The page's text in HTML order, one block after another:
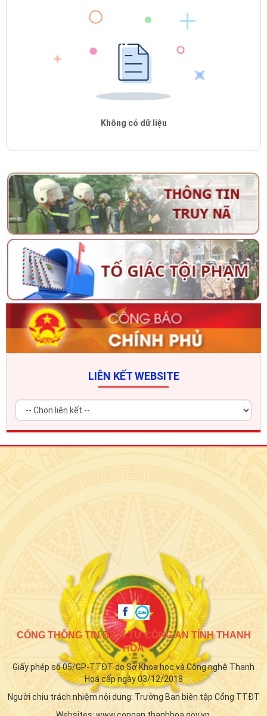
Không có dữ liệu
LIÊN KẾT WEBSITE
CỔNG THÔNG TIN ĐIỆN TỬ CÔNG AN TỈNH THANH
HÓA
Giấy phép số 05/GP-TTĐT do Sở Khoa học và Công nghệ Thanh
Hoá cấp ngày 03/12/2018
Người chịu trách nhiệm nội dung: Trưởng Ban biên tập Cổng TTĐT